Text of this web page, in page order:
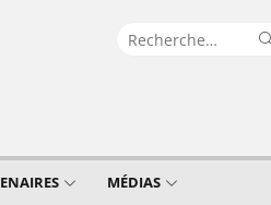
Recherche
MÉDIAS